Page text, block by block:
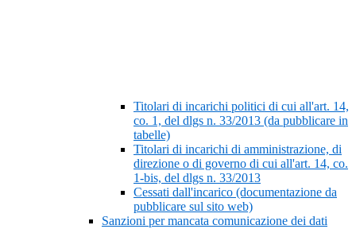
Titolari di incarichi politici di cui all'art. 14,
co. 1, del dlgs n. 33/2013 (da pubblicare in
tabelle)
Titolari di incarichi di amministrazione, di
direzione o di governo di cui all'art. 14, co.
1-bis, del dlgs n. 33/2013
Cessati dall'incarico (documentazione da
pubblicare sul sito web)
Sanzioni per mancata comunicazione dei dati